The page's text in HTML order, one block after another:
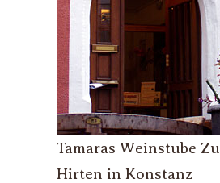
Tamaras Weinstube
Hirten in Konstanz